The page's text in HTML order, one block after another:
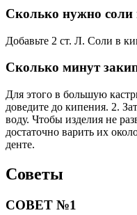
Сколько нужно соли
Добавьте 2 ст. Л. Соли в
Сколько минут
Для этого в большую
доведите до кипения. 2.
воду. Чтобы изделия не
достаточно варить их
денте.
Советы
СОВЕТ №1